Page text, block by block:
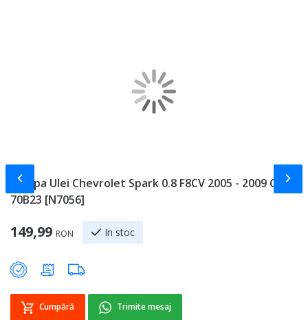
Pompa Ulei Chevrolet Spark 0.8 F8CV 2005 - 2009 Cod
70B23 [N7056]
149,99 RON In stoc
Cumpără Trimite mesaj
Slide-ul anterior